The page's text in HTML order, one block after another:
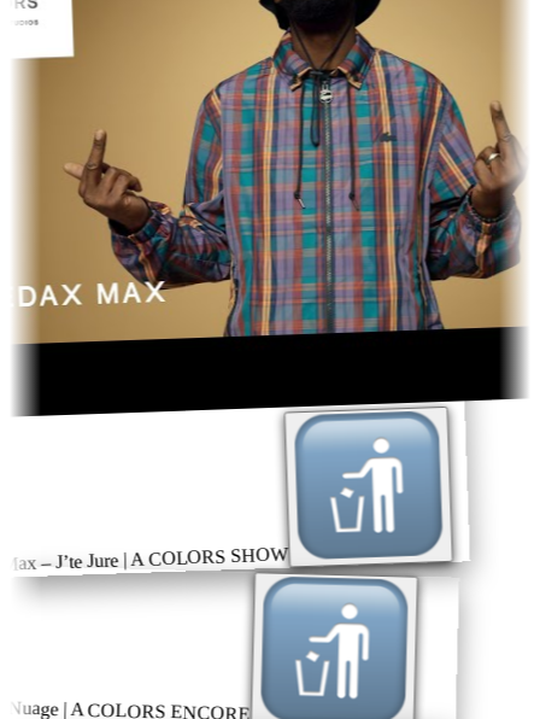
– J’te Jure | A COLORS SHOW
| A COLORS ENCORE